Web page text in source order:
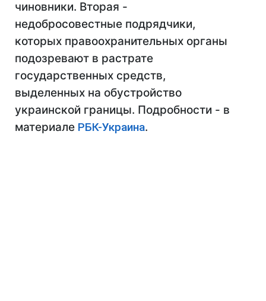
чиновники. Вторая -
недобросовестные подрядчики,
которых правоохранительных органы
подозревают в растрате
государственных средств,
выделенных на обустройство
украинской границы. Подробности - в
материале РБК-Украина.